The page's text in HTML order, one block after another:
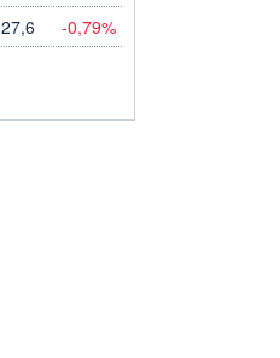
27,6 -0,79%